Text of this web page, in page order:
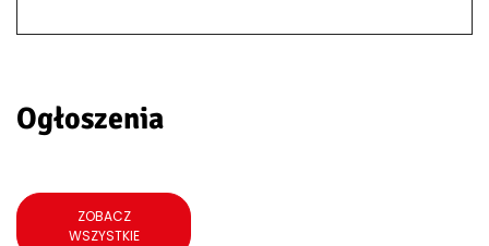
Ogłoszenia
ZOBACZ
WSZYSTKIE